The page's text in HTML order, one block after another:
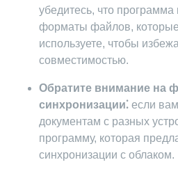
убедитесь, что
форматы файлов,
используете, чтобы
совместимостью.
Обратите внимание на
синхронизации⁚ если
документам с разных
программу, которая
синхронизации с облаком.